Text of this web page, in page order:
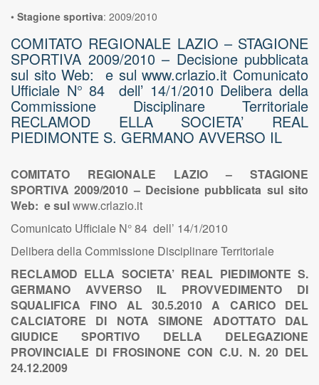
• Stagione sportiva: 2009/2010
COMITATO REGIONALE LAZIO – STAGIONE
SPORTIVA 2009/2010 – Decisione pubblicata
sul sito Web: e sul www.crlazio.it Comunicato
Ufficiale N° 84 dell’ 14/1/2010 Delibera della
Commissione Disciplinare Territoriale
RECLAMOD ELLA SOCIETA’ REAL
PIEDIMONTE S. GERMANO AVVERSO IL
COMITATO REGIONALE LAZIO – STAGIONE
SPORTIVA 2009/2010 – Decisione pubblicata sul sito
Web: e sulwww.crlazio.it
Comunicato Ufficiale N° 84 dell’ 14/1/2010
Delibera della Commissione Disciplinare Territoriale
RECLAMOD ELLA SOCIETA’ REAL PIEDIMONTE S.
GERMANO AVVERSO IL PROVVEDIMENTO DI
SQUALIFICA FINO AL 30.5.2010 A CARICO DEL
CALCIATORE DI NOTA SIMONE ADOTTATO DAL
GIUDICE SPORTIVO DELLA DELEGAZIONE
PROVINCIALE DI FROSINONE CON C.U. N. 20 DEL
24.12.2009